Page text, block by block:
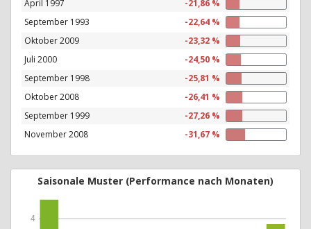
April 1997
-21,86 %
September 1993
-22,64 %
Oktober 2009
-23,32 %
Juli 2000
-24,50 %
September 1998
-25,81 %
Oktober 2008
-26,41 %
September 1999
-27,26 %
November 2008
-31,67 %
Saisonale Muster (Performance nach Monaten)
4